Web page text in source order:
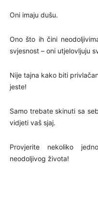
Oni imaju dušu.
Ono što ih čini
svjesnost – oni utjelovljuju
Nije tajna kako biti
jeste!
Samo trebate skinuti sa
vidjeti vaš sjaj.
Provjerite nekoliko
neodoljivog života!